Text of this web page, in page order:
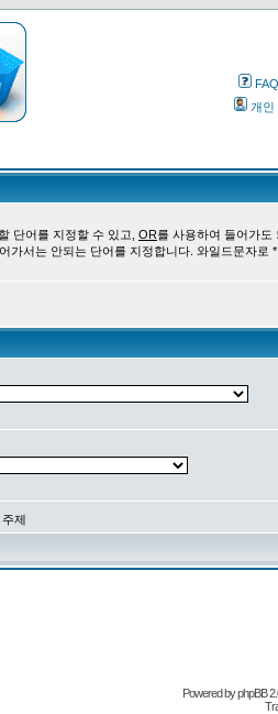
FAQ
개인
단어를 지정할 수 있고, OR를 사용하여 들어가도
가서는 안되는 단어를 지정합니다. 와일드문자로
주제
Powered byphpBB